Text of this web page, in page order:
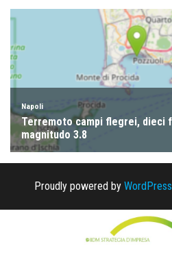
Proudly powered by WordPress